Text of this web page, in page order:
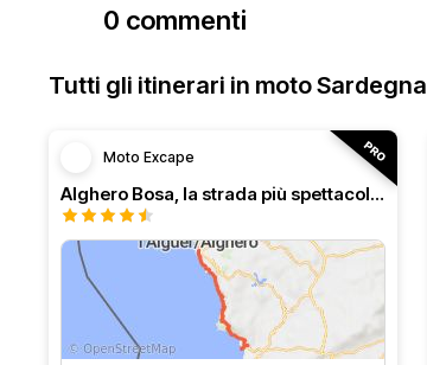
0 commenti
Tutti gli itinerari in moto Sardegna
Moto Excape
Alghero Bosa, la strada più spettacolare della Sardegna